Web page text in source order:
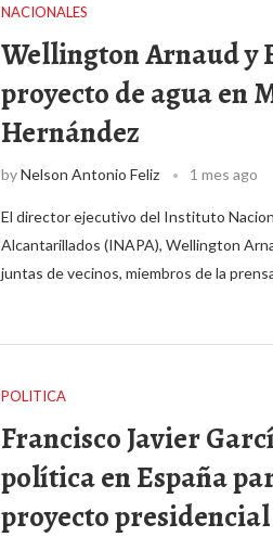
NACIONALES
Wellington Arnaud y
proyecto de agua en
Hernández
byNelson Antonio Feliz 1 mes ago
El director ejecutivo del Instituto
Alcantarillados (INAPA), Wellington
juntas de vecinos, miembros de la
POLITICA
Francisco Javier
política en España
proyecto presidencial